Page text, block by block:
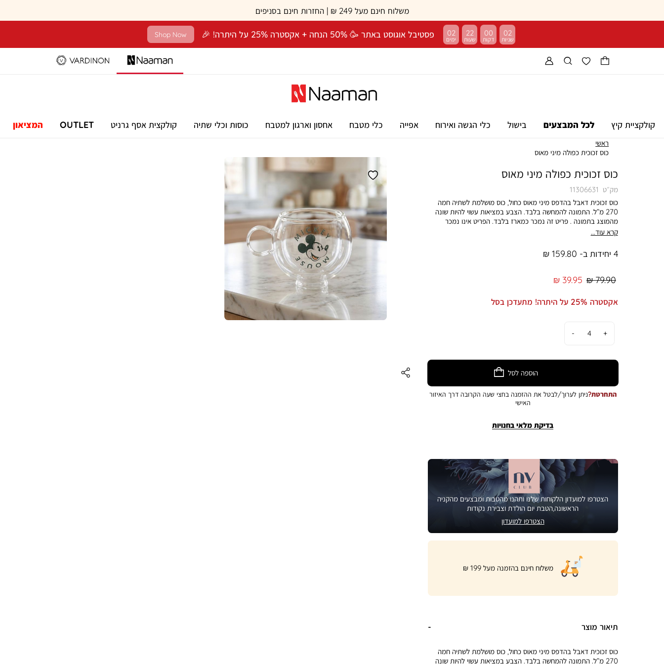
משלוח חינם מעל 249 ₪ | החזרות חינם בסניפים
פסטיבל אוגוסט באתר 🥳 50% הנחה + אקסטרה 25% על היתרה! 🎉 Shop Now 02 22 00 02
קולקציית קיץ לכל המבצעים בישול כלי הגשה ואירוח אפייה כלי מטבח אחסון וארגון למטבח כוסות וכלי שתיה קולקצית אסף גרניט OUTLET המציאון
ראשי
כוס זכוכית כפולה מיני מאוס
כוס זכוכית כפולה מיני מאוס
מק״ט 11306631
כוס זכוכית דאבל בהדפס מיני מאוס כחול, כוס מושלמת לשתיה חמה
270 מ”ל. התמונה להמחשה בלבד. הצבע במציאות עשוי להיות שונה
מהמוצג בתמונה . פריט זה נמכר כמארז בלבד. הפריט אינו נמכר
כבודד. המחיר מתייחס ליחידה. מוצר שנמכר כסט/מארז ניתן להחלפה
קרא עוד...
4 יחידות ב- 159.80 ₪
מחיר
39.95 ₪
מחיר
79.90 ₪
אקסטרה 25% על היתרה! מתעדכן בסל
הוספה לסל
התחרטת?ניתן לערוך/לבטל את ההזמנה בחצי שעה הקרובה דרך האיזור
האישי
בדיקת מלאי בחנויות
הצטרפו למועדון הלקוחות שלנו ותהנו מהטבות ומבצעים מהקניה
הראשונה,הטבת יום הולדת וצבירת נקודות
הצטרפו למועדון
|
product
page
banner
משלוח חינם בהזמנה מעל 199 ₪
תיאור מוצר
כוס זכוכית דאבל בהדפס מיני מאוס כחול, כוס מושלמת לשתיה חמה
270 מ”ל. התמונה להמחשה בלבד. הצבע במציאות עשוי להיות שונה